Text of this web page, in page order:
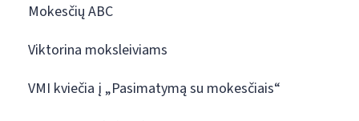
Mokesčių ABC
Viktorina moksleiviams
VMI kviečia į „Pasimatymą su mokesčiais“